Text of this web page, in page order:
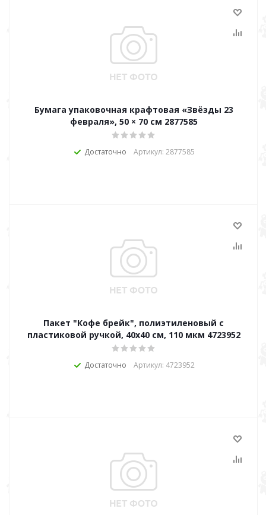
Бумага упаковочная крафтовая «Звёзды 23
февраля», 50 × 70 см 2877585
Достаточно Артикул: 2877585
Пакет "Кофе брейк", полиэтиленовый с
пластиковой ручкой, 40х40 см, 110 мкм 4723952
Достаточно Артикул: 4723952